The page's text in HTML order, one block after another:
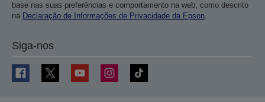
base nas suas preferências e comportamento na web, como descrito
na Declaração de Informações de Privacidade da Epson.
Siga-nos